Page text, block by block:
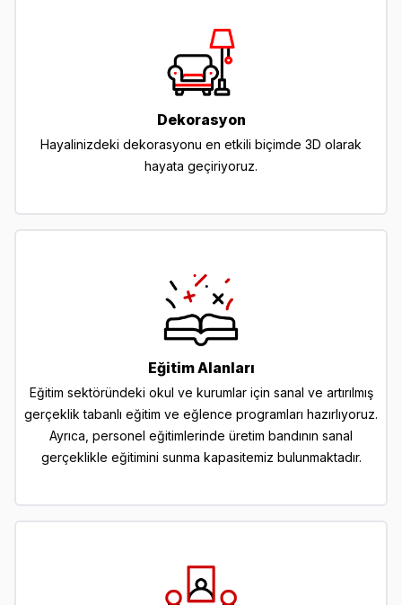
Dekorasyon
Hayalinizdeki dekorasyonu en etkili biçimde 3D olarak
hayata geçiriyoruz.
Eğitim Alanları
Eğitim sektöründeki okul ve kurumlar için sanal ve artırılmış
gerçeklik tabanlı eğitim ve eğlence programları hazırlıyoruz.
Ayrıca, personel eğitimlerinde üretim bandının sanal
gerçeklikle eğitimini sunma kapasitemiz bulunmaktadır.